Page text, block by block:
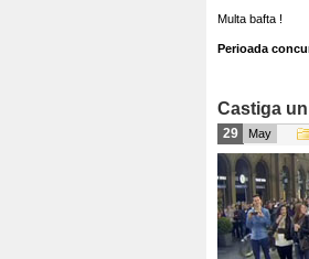
Multa bafta !
Perioada
Castiga
29 May